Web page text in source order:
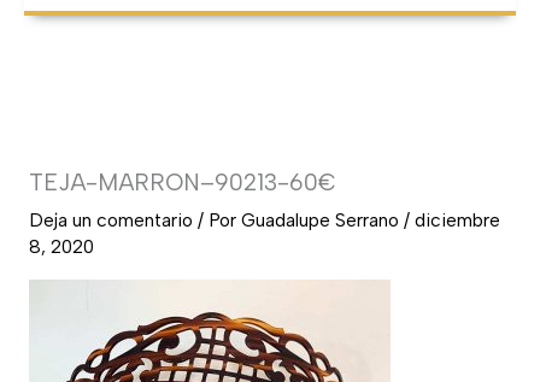
TEJA-MARRON–90213-60€
Deja un comentario / Por Guadalupe Serrano / diciembre
8, 2020